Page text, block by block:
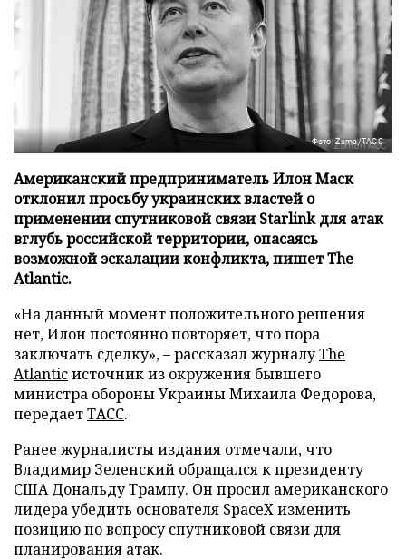
Фото: Zuma/ТАСС
Американский предприниматель Илон Маск
отклонил просьбу украинских властей о
применении спутниковой связи Starlink для атак
вглубь российской территории, опасаясь
возможной эскалации конфликта, пишет The
Atlantic.
«На данный момент положительного решения
нет, Илон постоянно повторяет, что пора
заключать сделку», – рассказал журналуThe
Atlanticисточник из окружения бывшего
министра обороны Украины Михаила Федорова,
передаетТАСС.
Ранее журналисты издания отмечали, что
Владимир Зеленский обращался к президенту
США Дональду Трампу. Он просил американского
лидера убедить основателя SpaceX изменить
позицию по вопросу спутниковой связи для
планирования атак.